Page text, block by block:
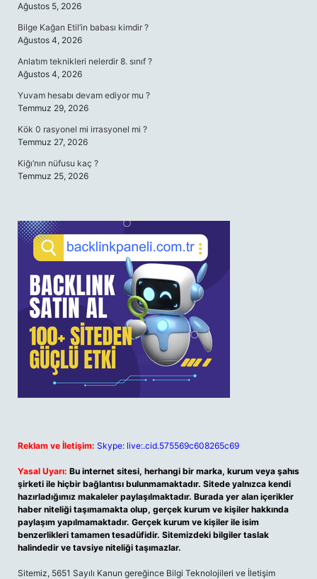
Ağustos 5, 2026
Bilge Kağan Etil’in babası kimdir ?
Ağustos 4, 2026
Anlatım teknikleri nelerdir 8. sınıf ?
Ağustos 4, 2026
Yuvam hesabı devam ediyor mu ?
Temmuz 29, 2026
Kök 0 rasyonel mi irrasyonel mi ?
Temmuz 27, 2026
Kiğı’nın nüfusu kaç ?
Temmuz 25, 2026
Reklam ve İletişim: Skype: live:.cid.575569c608265c69
Yasal Uyarı: Bu internet sitesi, herhangi bir marka, kurum veya şahıs
şirketi ile hiçbir bağlantısı bulunmamaktadır. Sitede yalnızca kendi
hazırladığımız makaleler paylaşılmaktadır. Burada yer alan içerikler
haber niteliği taşımamakta olup, gerçek kurum ve kişiler hakkında
paylaşım yapılmamaktadır. Gerçek kurum ve kişiler ile isim
benzerlikleri tamamen tesadüfidir. Sitemizdeki bilgiler taslak
halindedir ve tavsiye niteliği taşımazlar.
Sitemiz, 5651 Sayılı Kanun gereğince Bilgi Teknolojileri ve İletişim